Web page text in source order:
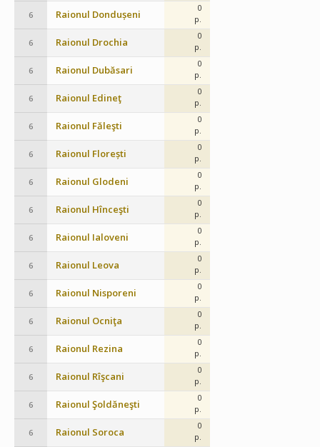
6 Raionul Dondușeni
0
p.
6 Raionul Drochia
0
p.
6 Raionul Dubăsari
0
p.
6 Raionul Edineţ
0
p.
6 Raionul Făleşti
0
p.
6 Raionul Florești
0
p.
6 Raionul Glodeni
0
p.
6 Raionul Hînceşti
0
p.
6 Raionul Ialoveni
0
p.
6 Raionul Leova
0
p.
6 Raionul Nisporeni
0
p.
6 Raionul Ocniţa
0
p.
6 Raionul Rezina
0
p.
6 Raionul Rîşcani
0
p.
6 Raionul Şoldăneşti
0
p.
6 Raionul Soroca
0
p.